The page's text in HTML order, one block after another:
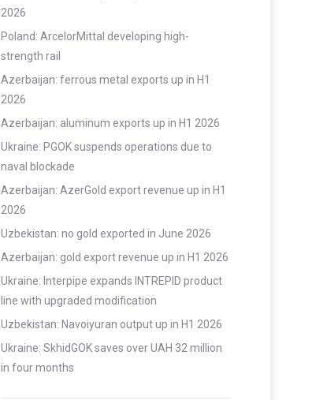
2026
Poland: ArcelorMittal developing high-
strength rail
Azerbaijan: ferrous metal exports up in H1
2026
Azerbaijan: aluminum exports up in H1 2026
Ukraine: PGOK suspends operations due to
naval blockade
Azerbaijan: AzerGold export revenue up in H1
2026
Uzbekistan: no gold exported in June 2026
Azerbaijan: gold export revenue up in H1 2026
Ukraine: Interpipe expands INTREPID product
line with upgraded modification
Uzbekistan: Navoiyuran output up in H1 2026
Ukraine: SkhidGOK saves over UAH 32 million
in four months